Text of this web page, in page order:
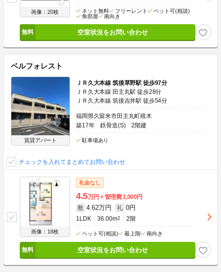
画像：20枚 ネット無料 フリーレント
ペット可(相談)
角部屋
南向き
空室状況をお問い合わせ
ベルフォレスト
賃貸アパート
ＪＲ久大本線 筑後草野駅 徒歩97分
ＪＲ久大本線 田主丸駅 徒歩28分
ＪＲ久大本線 筑後吉井駅 徒歩54分
福岡県久留米市田主丸町殖木
築17年
鉄骨造(S) 2階建
駐車場あり
チェックを入れてまとめてお問い合わせ
画像：18枚
礼金なし
4.5万円 管理費3,000円
敷 4.62万円 礼 0円
1LDK 36.00m2 2階
ペット可(相談) 最上階 南向き
空室状況をお問い合わせ